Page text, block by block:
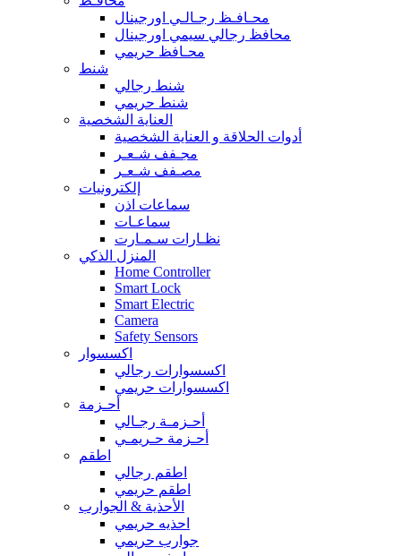
محـافـظ رجـالـي اورجينال
محافظ رجالي سيمي اورجينال
محـافظ حريمي
شنط
شنط رجالي
شنط حريمي
العناية الشخصية
أدوات الحلاقة و العناية الشخصية
مجـفف شـعـر
مصـفف شـعـر
إلكترونيات
سماعات اذن
سماعـات
نظـارات سـمـارت
المنزل الذكي
Home Controller
Smart Lock
Smart Electric
Camera
Safety Sensors
اكسسوار
اكسسوارات رجالي
اكسسوارات حريمي
أحـزمة
أحـزمـة رجـالي
أحـزمة حـريمـي
اطقم
اطقم رجالي
اطقم حريمي
الأحذية & الجوارب
احذيه حريمي
جوارب حريمي